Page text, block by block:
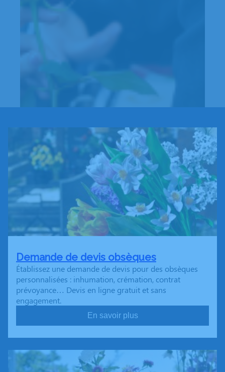
Demande de devis obsèques
Établissez une demande de devis pour des obsèques
personnalisées : inhumation, crémation, contrat
prévoyance… Devis en ligne gratuit et sans
engagement.
En savoir plus